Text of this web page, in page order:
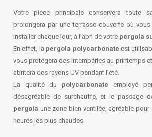
Votre pièce principale conservera toute
prolongera par une terrasse couverte où
installer chaque jour, à l’abri de votre pergola
En effet, la pergola polycarbonate est
vous protégera des intempéries au printemps
abritera des rayons UV pendant l’été.
La qualité du polycarbonate employé
désagréable de surchauffe, et le passage
pergola une zone bien ventilée, agréable pour
heures les plus chaudes.